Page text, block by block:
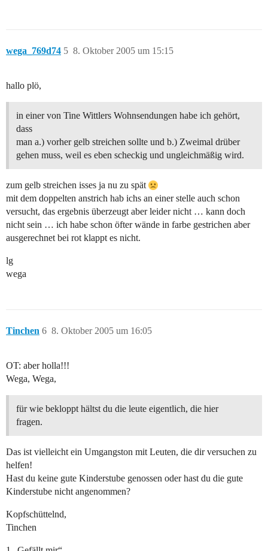
wega_769d74 8. Oktober 2005 um 15:15
5
hallo plö,
in einer von Tine Wittlers Wohnsendungen habe ich gehört,
dass
man a.) vorher gelb streichen sollte und b.) Zweimal drüber
gehen muss, weil es eben scheckig und ungleichmäßig wird.
zum gelb streichen isses ja nu zu spät
mit dem doppelten anstrich hab ichs an einer stelle auch schon
versucht, das ergebnis überzeugt aber leider nicht … kann doch
nicht sein … ich habe schon öfter wände in farbe gestrichen aber
ausgerechnet bei rot klappt es nicht.
lg
wega
Tinchen 8. Oktober 2005 um 16:05
6
OT: aber holla!!!
Wega, Wega,
für wie bekloppt hältst du die leute eigentlich, die hier
fragen.
Das ist vielleicht ein Umgangston mit Leuten, die dir versuchen zu
helfen!
Hast du keine gute Kinderstube genossen oder hast du die gute
Kinderstube nicht angenommen?
Kopfschüttelnd,
Tinchen